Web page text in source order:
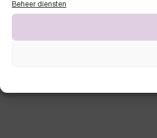
Beheer diensten